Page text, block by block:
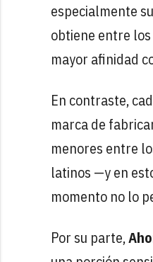
especialmente
obtiene entre
mayor afinidad
En contraste,
marca de
menores entre
latinos —y en
momento no lo
Por su parte,